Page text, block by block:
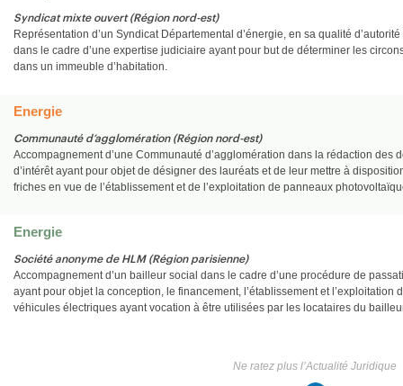
Syndicat mixte ouvert (Région nord-est)
Représentation d’un Syndicat Départemental d’énergie, en sa qualité
dans le cadre d’une expertise judiciaire ayant pour but de déterminer les
dans un immeuble d’habitation.
Energie
Communauté d’agglomération (Région nord-est)
Accompagnement d’une Communauté d’agglomération dans la rédaction des
d’intérêt ayant pour objet de désigner des lauréats et de leur mettre à
friches en vue de l’établissement et de l’exploitation de panneaux
Energie
Société anonyme de HLM (Région parisienne)
Accompagnement d’un bailleur social dans le cadre d’une procédure de
ayant pour objet la conception, le financement, l’établissement et l’exploitation
véhicules électriques ayant vocation à être utilisées par les locataires du
Ne ratez plus l’Actualité Juridique